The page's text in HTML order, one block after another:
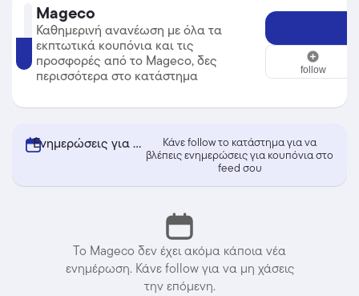
Mageco
Mageco
Καθημερινή ανανέωση με όλα τα
εκπτωτικά κουπόνια και τις
προσφορές από το Mageco, δες
περισσότερα στο κατάστημα
follow
Ενημερώσεις για κουπόνια από Mageco
Κάνε follow το κατάστημα για να
βλέπεις ενημερώσεις για κουπόνια στο
feed σου
Το Mageco δεν έχει ακόμα κάποια νέα
ενημέρωση. Κάνε follow για να μη χάσεις
την επόμενη.